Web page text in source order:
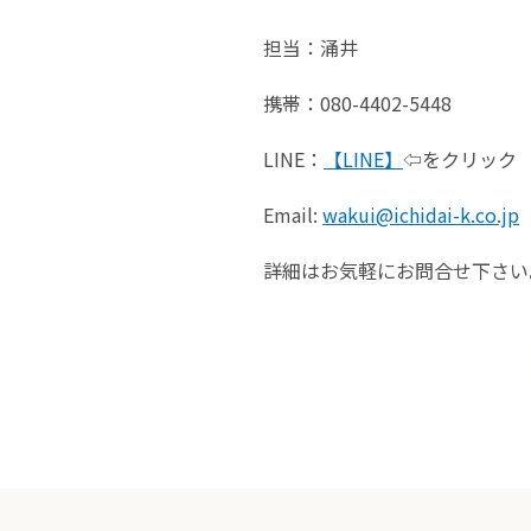
担当：涌井
携帯：080-4402-5448
LINE：
【LINE】 ⇦をクリック
Email: wakui@ichidai-k.co.jp
詳細はお気軽にお問合せ下さい